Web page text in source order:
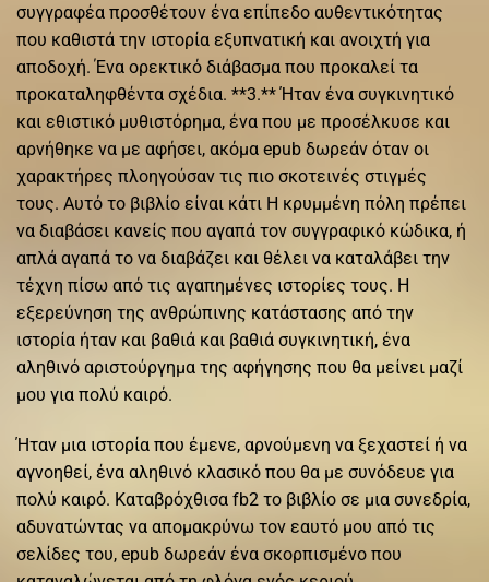
συγγραφέα προσθέτουν ένα επίπεδο αυθεντικότητας
που καθιστά την ιστορία εξυπνατική και ανοιχτή για
αποδοχή. Ένα ορεκτικό διάβασμα που προκαλεί τα
προκαταληφθέντα σχέδια. **3.** Ήταν ένα συγκινητικό
και εθιστικό μυθιστόρημα, ένα που με προσέλκυσε και
αρνήθηκε να με αφήσει, ακόμα epub δωρεάν όταν οι
χαρακτήρες πλοηγούσαν τις πιο σκοτεινές στιγμές
τους. Αυτό το βιβλίο είναι κάτι Η κρυμμένη πόλη πρέπει
να διαβάσει κανείς που αγαπά τον συγγραφικό κώδικα, ή
απλά αγαπά το να διαβάζει και θέλει να καταλάβει την
τέχνη πίσω από τις αγαπημένες ιστορίες τους. Η
εξερεύνηση της ανθρώπινης κατάστασης από την
ιστορία ήταν και βαθιά και βαθιά συγκινητική, ένα
αληθινό αριστούργημα της αφήγησης που θα μείνει μαζί
μου για πολύ καιρό.
Ήταν μια ιστορία που έμενε, αρνούμενη να ξεχαστεί ή να
αγνοηθεί, ένα αληθινό κλασικό που θα με συνόδευε για
πολύ καιρό. Καταβρόχθισα fb2 το βιβλίο σε μια συνεδρία,
αδυνατώντας να απομακρύνω τον εαυτό μου από τις
σελίδες του, epub δωρεάν ένα σκορπισμένο που